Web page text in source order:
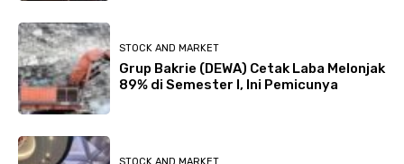
STOCK AND MARKET
Grup Bakrie (DEWA) Cetak Laba Melonjak
89% di Semester I, Ini Pemicunya